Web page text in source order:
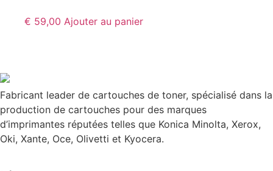
€ 59,00 Ajouter au panier
Fabricant leader de cartouches de toner, spécialisé dans la
production de cartouches pour des marques
d’imprimantes réputées telles que Konica Minolta, Xerox,
Oki, Xante, Oce, Olivetti et Kyocera.